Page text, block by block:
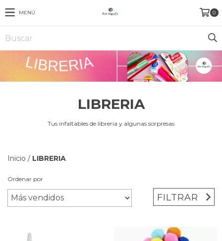
MENÚ 0
LIBRERIA
Tus infaltables de libreria y algunas sorpresas
Inicio / LIBRERIA
Ordenar por
FILTRAR